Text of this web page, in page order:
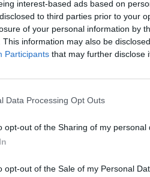
interest-based ads based on
to third parties prior to your
of your personal information by
This information may also be
Participants that may further disclose
Data Processing Opt Outs
opt-out of the Sharing of my personal
opt-out of the Sale of my Personal
λίτρων άμεσου ψεκασμού
ολοκαίνουργιο κιβώτιο 9
σύστημα
ενισχύει την
ενώ η καλύτερη στην
πολλές